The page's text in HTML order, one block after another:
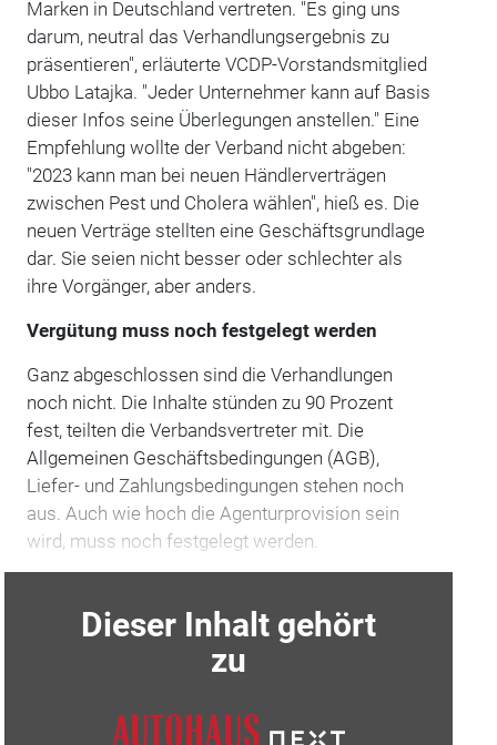
Marken in Deutschland vertreten. "Es ging uns
darum, neutral das Verhandlungsergebnis zu
präsentieren", erläuterte VCDP-Vorstandsmitglied
Ubbo Latajka. "Jeder Unternehmer kann auf Basis
dieser Infos seine Überlegungen anstellen." Eine
Empfehlung wollte der Verband nicht abgeben:
"2023 kann man bei neuen Händlerverträgen
zwischen Pest und Cholera wählen", hieß es. Die
neuen Verträge stellten eine Geschäftsgrundlage
dar. Sie seien nicht besser oder schlechter als
ihre Vorgänger, aber anders.
Vergütung muss noch festgelegt werden
Ganz abgeschlossen sind die Verhandlungen
noch nicht. Die Inhalte stünden zu 90 Prozent
fest, teilten die Verbandsvertreter mit. Die
Allgemeinen Geschäftsbedingungen (AGB),
Liefer- und Zahlungsbedingungen stehen noch
aus. Auch wie hoch die Agenturprovision sein
wird, muss noch festgelegt werden.
Dieser Inhalt gehört
zu